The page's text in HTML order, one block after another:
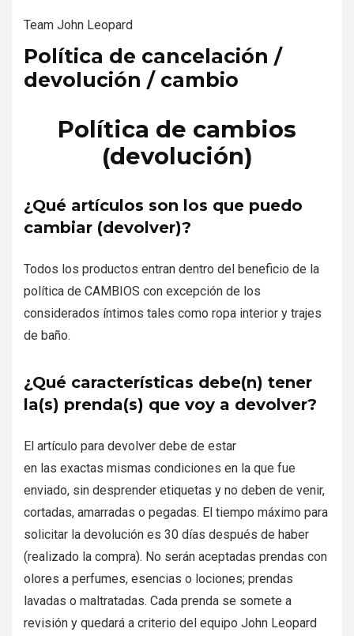
Team John Leopard
Política de cancelación /
devolución / cambio
Política de cambios
(devolución)
¿Qué artículos son los que puedo
cambiar (devolver)?
Todos los productos entran dentro del beneficio de la
política de CAMBIOS con excepción de los
considerados íntimos tales como ropa interior y trajes
de baño.
¿Qué características debe(n) tener
la(s) prenda(s) que voy a devolver?
El artículo para devolver debe de estar
en las exactas mismas condiciones en la que fue
enviado, sin desprender etiquetas y no deben de venir,
cortadas, amarradas o pegadas. El tiempo máximo para
solicitar la devolución es 30 días después de haber
(realizado la compra). No serán aceptadas prendas con
olores a perfumes, esencias o lociones; prendas
lavadas o maltratadas. Cada prenda se somete a
revisión y quedará a criterio del equipo John Leopard